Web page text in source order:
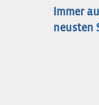
Immer
neusten